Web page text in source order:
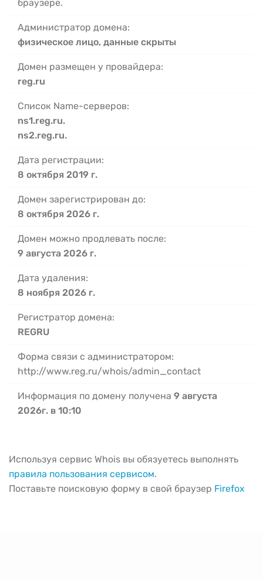
браузере.
Администратор домена:
физическое лицо, данные скрыты
Домен размещен у провайдера:
reg.ru
Список Name-серверов:
ns1.reg.ru.
ns2.reg.ru.
Дата регистрации:
8 октября 2019 г.
Домен зарегистрирован до:
8 октября 2026 г.
Домен можно продлевать после:
9 августа 2026 г.
Дата удаления:
8 ноября 2026 г.
Регистратор домена:
REGRU
Форма связи с администратором:
http://www.reg.ru/whois/admin_contact
Информация по домену получена 9 августа
2026г. в 10:10
Используя сервис Whois вы обязуетесь выполнять
правила пользования сервисом.
Поставьте поисковую форму в свой браузер Firefox